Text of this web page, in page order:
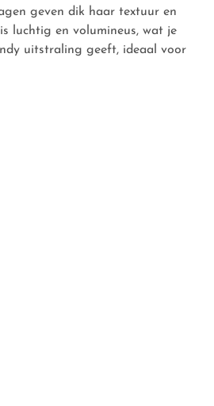
geven dik haar textuur en
luchtig en volumineus, wat je
uitstraling geeft, ideaal voor